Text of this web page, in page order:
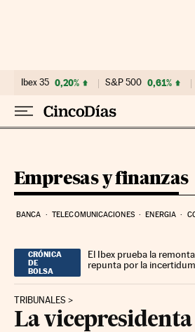
Ibex 35 0,20% S&P 500 0,61%
Empresas y finanzas
BANCA TELECOMUNICACIONES ENERGIA
CRÓNICA
DE
BOLSA
El Ibex prueba la
repunta por la
TRIBUNALES
La vicepresidenta